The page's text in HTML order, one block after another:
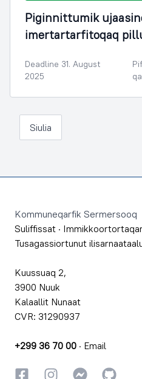
Piginnittumik
imertartarfitoqaq
Deadline 31. August
2025
Siulia
Kommuneqarfik Sermersooq
Suliffissat ·
Tusagassiortunut
Kuussuaq 2,
3900 Nuuk
Kalaallit Nunaat
CVR: 31290937
+299 36 70 00 · Email
FacebookkiInstagrammiInstagrammi
GitHub